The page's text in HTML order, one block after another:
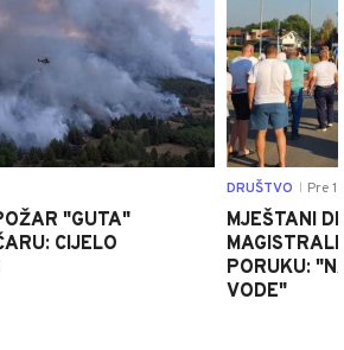
"GUTA"
CIJELO
DRUŠTVO Pre 1
MJEŠTANI
PORUKU:
VODE"